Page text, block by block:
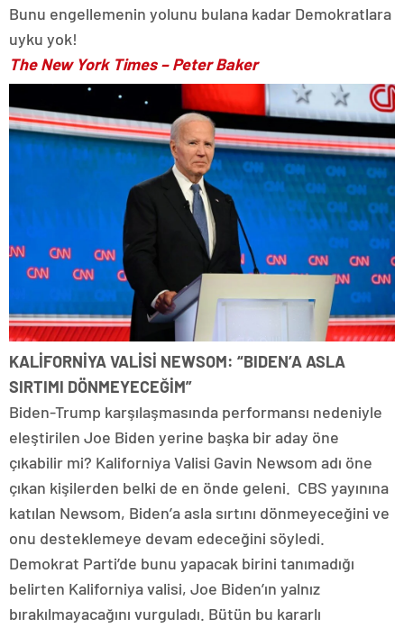
Bunu engellemenin yolunu bulana kadar Demokratlara
uyku yok!
The New York Times– Peter Baker
KALİFORNİYA VALİSİ NEWSOM: “BIDEN’A ASLA
SIRTIMI DÖNMEYECEĞİM”
Biden-Trump karşılaşmasında performansı nedeniyle
eleştirilen Joe Biden yerine başka bir aday öne
çıkabilir mi? Kaliforniya Valisi Gavin Newsom adı öne
çıkan kişilerden belki de en önde geleni. CBS yayınına
katılan Newsom, Biden’a asla sırtını dönmeyeceğini ve
onu desteklemeye devam edeceğini söyledi.
Demokrat Parti’de bunu yapacak birini tanımadığı
belirten Kaliforniya valisi, Joe Biden’ın yalnız
bırakılmayacağını vurguladı. Bütün bu kararlı